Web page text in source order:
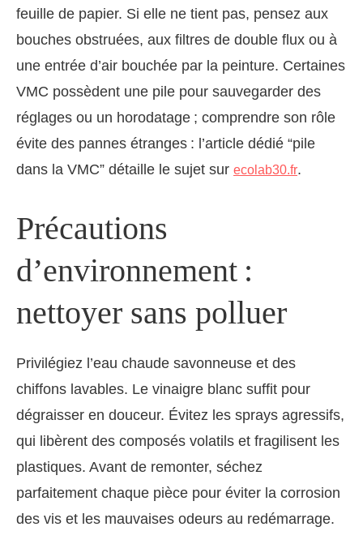
feuille de papier. Si elle ne tient pas, pensez aux
bouches obstruées, aux filtres de double flux ou à
une entrée d’air bouchée par la peinture. Certaines
VMC possèdent une pile pour sauvegarder des
réglages ou un horodatage ; comprendre son rôle
évite des pannes étranges : l’article dédié “pile
dans la VMC” détaille le sujet sur ecolab30.fr.
Précautions
d’environnement :
nettoyer sans polluer
Privilégiez l’eau chaude savonneuse et des
chiffons lavables. Le vinaigre blanc suffit pour
dégraisser en douceur. Évitez les sprays agressifs,
qui libèrent des composés volatils et fragilisent les
plastiques. Avant de remonter, séchez
parfaitement chaque pièce pour éviter la corrosion
des vis et les mauvaises odeurs au redémarrage.